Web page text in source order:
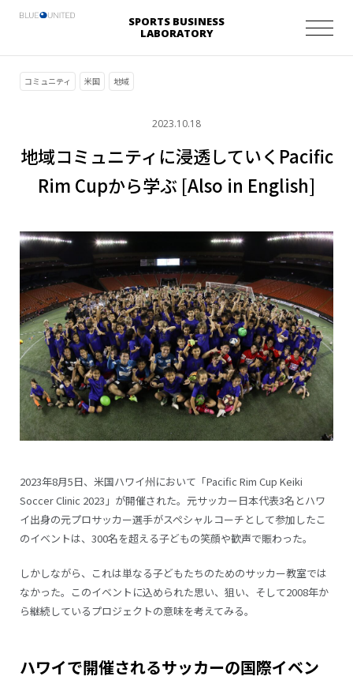
SPORTS BUSINESS
LABORATORY
コミュニティ 米国 地域
2023.10.18
地域コミュニティに浸透していくPacific
Rim Cupから学ぶ [Also in English]
2023年8月5日、米国ハワイ州において「Pacific Rim Cup Keiki
Soccer Clinic 2023」が開催された。元サッカー日本代表3名とハワ
イ出身の元プロサッカー選手がスペシャルコーチとして参加したこ
のイベントは、300名を超える子どもの笑顔や歓声で賑わった。
しかしながら、これは単なる子どもたちのためのサッカー教室では
なかった。このイベントに込められた思い、狙い、そして2008年か
ら継続しているプロジェクトの意味を考えてみる。
ハワイで開催されるサッカーの国際イベン